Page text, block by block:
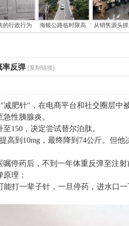
的行政行为 海银公路临时限高 从销售源头
率反弹 [复制链接]
肥针"，在电商平台和社交圈层中被
性胰腺炎。
150，决定尝试替尔泊肽。
高到10mg，最终降到74公斤。但
停药后，不到一年体重反弹至注射
理：
打一辈子针，一旦停药，进水口